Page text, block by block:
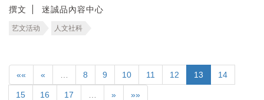
撰文 迷誠品內容中心
艺文活动 人文社科
«« « 8 9 10 11 12 13 14
15 16 17 » »»